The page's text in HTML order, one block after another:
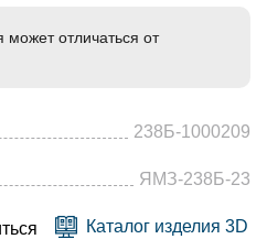
отличаться от
238Б-1000209
ЯМЗ-238Б-23
Каталог изделия 3D